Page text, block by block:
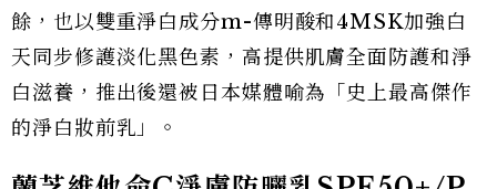
餘，也以雙重淨白成分m-傳明酸和4MSK加強白
天同步修護淡化黑色素，高提供肌膚全面防護和淨
白滋養，推出後還被日本媒體喻為「史上最高傑作
的淨白妝前乳」。